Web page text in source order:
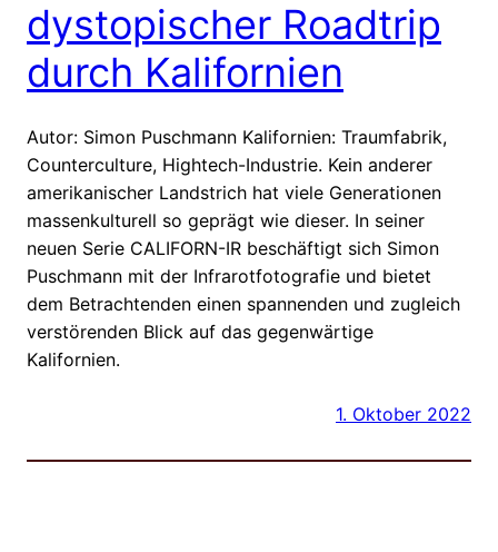
dystopischer Roadtrip
durch Kalifornien
Autor: Simon Puschmann Kalifornien: Traumfabrik,
Counterculture, Hightech-Industrie. Kein anderer
amerikanischer Landstrich hat viele Generationen
massenkulturell so geprägt wie dieser. In seiner
neuen Serie CALIFORN-IR beschäftigt sich Simon
Puschmann mit der Infrarotfotografie und bietet
dem Betrachtenden einen spannenden und zugleich
verstörenden Blick auf das gegenwärtige
Kalifornien.
1. Oktober 2022